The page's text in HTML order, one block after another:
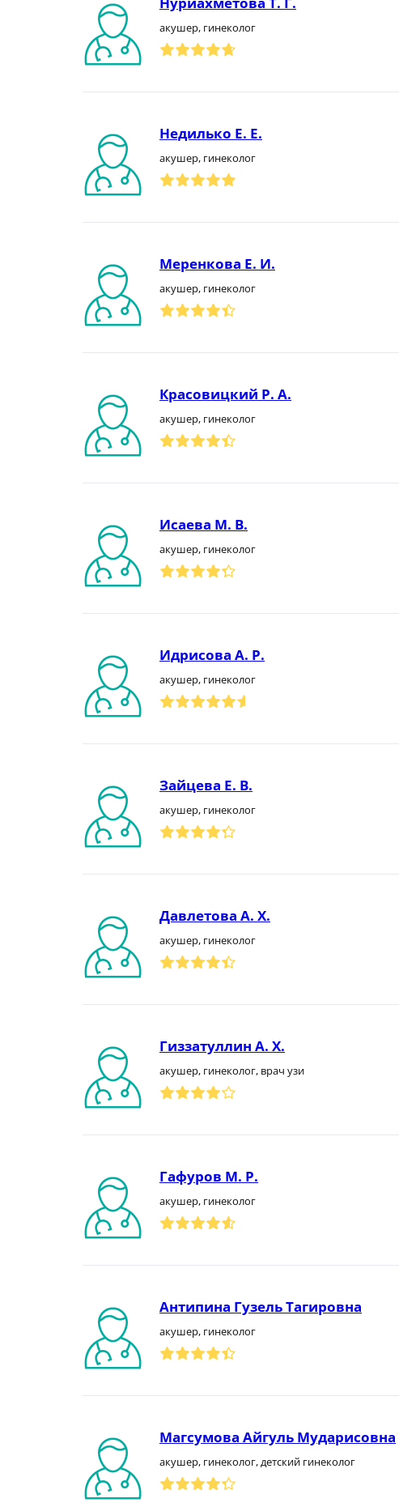
акушер, гинеколог
Недилько Е. Е.
акушер, гинеколог
Меренкова Е. И.
акушер, гинеколог
Красовицкий Р. А.
акушер, гинеколог
Исаева М. В.
акушер, гинеколог
Идрисова А. Р.
акушер, гинеколог
Зайцева Е. В.
акушер, гинеколог
Давлетова А. Х.
акушер, гинеколог
Гиззатуллин А. Х.
акушер, гинеколог, врач узи
Гафуров М. Р.
акушер, гинеколог
Антипина Гузель Тагировна
акушер, гинеколог
Магсумова Айгуль Мударисовна
акушер, гинеколог, детский гинеколог